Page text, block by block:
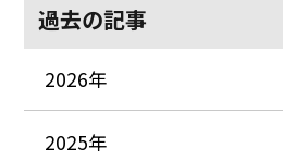
過去の記事
2026年
2025年